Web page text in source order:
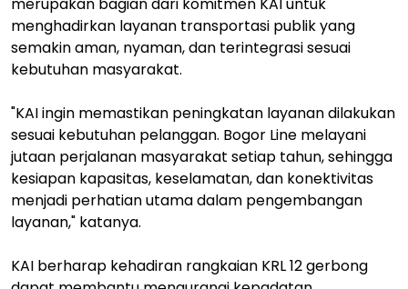
menghadirkan layanan transportasi publik yang
semakin aman, nyaman, dan terintegrasi sesuai
kebutuhan masyarakat.
"KAI ingin memastikan peningkatan layanan dilakukan
sesuai kebutuhan pelanggan. Bogor Line melayani
jutaan perjalanan masyarakat setiap tahun, sehingga
kesiapan kapasitas, keselamatan, dan konektivitas
menjadi perhatian utama dalam pengembangan
layanan," katanya.
KAI berharap kehadiran rangkaian KRL 12 gerbong